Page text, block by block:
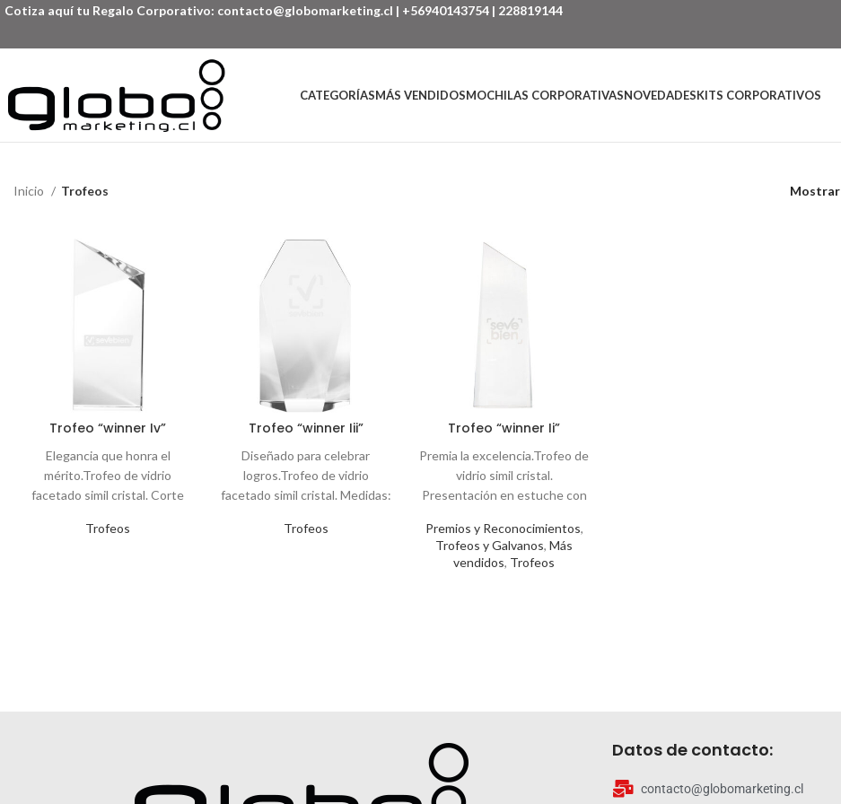
Cotiza aquí tu Regalo Corporativo: contacto@globomarketing.cl | +56940143754 | 228819144
CATEGORÍASMÁS VENDIDOSMOCHILAS CORPORATIVASNOVEDADESKITS CORPORATIVOS
Inicio Trofeos Mostrar
Trofeo “winner Iv”
Trofeos
Trofeo “winner Iii”
Trofeos
Trofeo “winner Ii”
Premios y Reconocimientos,
Trofeos y Galvanos,Más
vendidos, Trofeos
Datos de contacto:
contacto@globomarketing.cl